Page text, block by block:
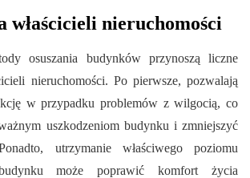
właścicieli nieruchomości
osuszania budynków przynoszą liczne
nieruchomości. Po pierwsze, pozwalają
w przypadku problemów z wilgocią, co
uszkodzeniom budynku i zmniejszyć
utrzymanie właściwego poziomu
może poprawić komfort życia